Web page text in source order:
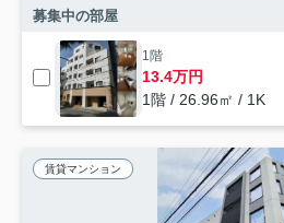
募集中の部屋
1階
13.4万円
1階 / 26.96㎡ / 1K
賃貸マンション